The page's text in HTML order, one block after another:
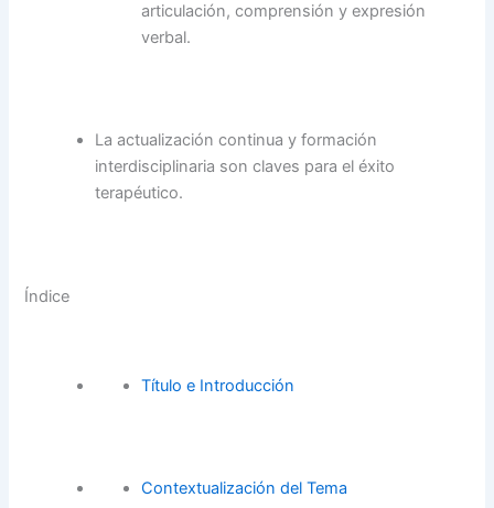
articulación, comprensión y expresión
verbal.
La actualización continua y formación
interdisciplinaria son claves para el éxito
terapéutico.
Índice
Título e Introducción
Contextualización del Tema